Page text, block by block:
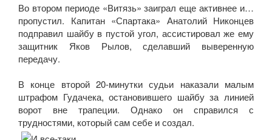
Во втором периоде «Витязь» заиграл еще активнее и…
пропустил. Капитан «Спартака» Анатолий Никонцев
подправил шайбу в пустой угол, ассистировал же ему
защитник Яков Рылов, сделавший выверенную
передачу.
В конце второй 20-минутки судьи наказали малым
штрафом Гудачека, остановившего шайбу за линией
ворот вне трапеции. Однако он справился с
трудностями, который сам себе и создал.